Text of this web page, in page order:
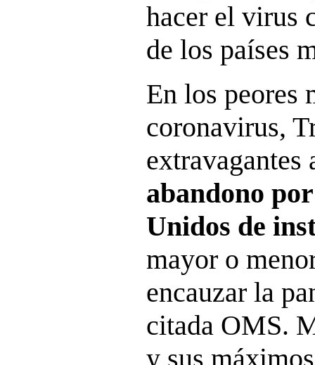
hacer el virus
de los países
En los peores
coronavirus,
extravagantes
abandono
Unidos de
mayor o
encauzar la
citada OMS.
y sus